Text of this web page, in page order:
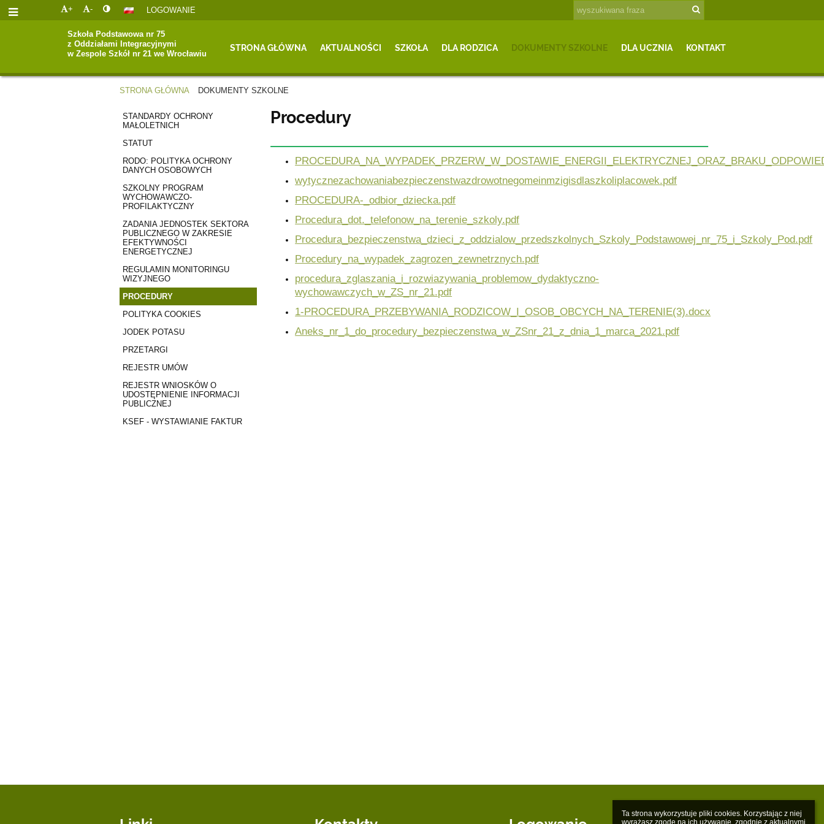
Ta strona wykorzystuje pliki cookies. Korzystając z niej
wyrażasz zgodę na ich używanie, zgodnie z aktualnymi
+ - LOGOWANIE
Szkoła Podstawowa nr 75
z Oddziałami Integracyjnymi
w Zespole Szkół nr 21 we Wrocławiu
STRONA GŁÓWNA AKTUALNOŚCI SZKOŁA DLA RODZICA DOKUMENTY SZKOLNE DLA UCZNIA KONTAKT
STRONA GŁÓWNA DOKUMENTY SZKOLNE
DOKUMENTY
SZKOLNE
STANDARDY OCHRONY
MAŁOLETNICH
STATUT
RODO: POLITYKA OCHRONY
DANYCH OSOBOWYCH
SZKOLNY PROGRAM
WYCHOWAWCZO-
PROFILAKTYCZNY
ZADANIA JEDNOSTEK SEKTORA
PUBLICZNEGO W ZAKRESIE
EFEKTYWNOŚCI
ENERGETYCZNEJ
REGULAMIN MONITORINGU
WIZYJNEGO
PROCEDURY
POLITYKA COOKIES
JODEK POTASU
PRZETARGI
REJESTR UMÓW
REJESTR WNIOSKÓW O
UDOSTĘPNIENIE INFORMACJI
PUBLICZNEJ
KSEF - WYSTAWIANIE FAKTUR
Procedury
wytycznezachowaniabezpieczenstwazdrowotnegomeinmzigisdlaszkoliplacowek.pdf
PROCEDURA-_odbior_dziecka.pdf
Procedura_dot._telefonow_na_terenie_szkoly.pdf
Procedura_bezpieczenstwa_dzieci_z_oddzialow_przedszkolnych_Szkoly_Podstawowej_nr_75_i_Szkoly_Pod.pdf
Procedury_na_wypadek_zagrozen_zewnetrznych.pdf
procedura_zglaszania_i_rozwiazywania_problemow_dydaktyczno-
wychowawczych_w_ZS_nr_21.pdf
1-PROCEDURA_PRZEBYWANIA_RODZICOW_I_OSOB_OBCYCH_NA_TERENIE(3).docx
Aneks_nr_1_do_procedury_bezpieczenstwa_w_ZSnr_21_z_dnia_1_marca_2021.pdf